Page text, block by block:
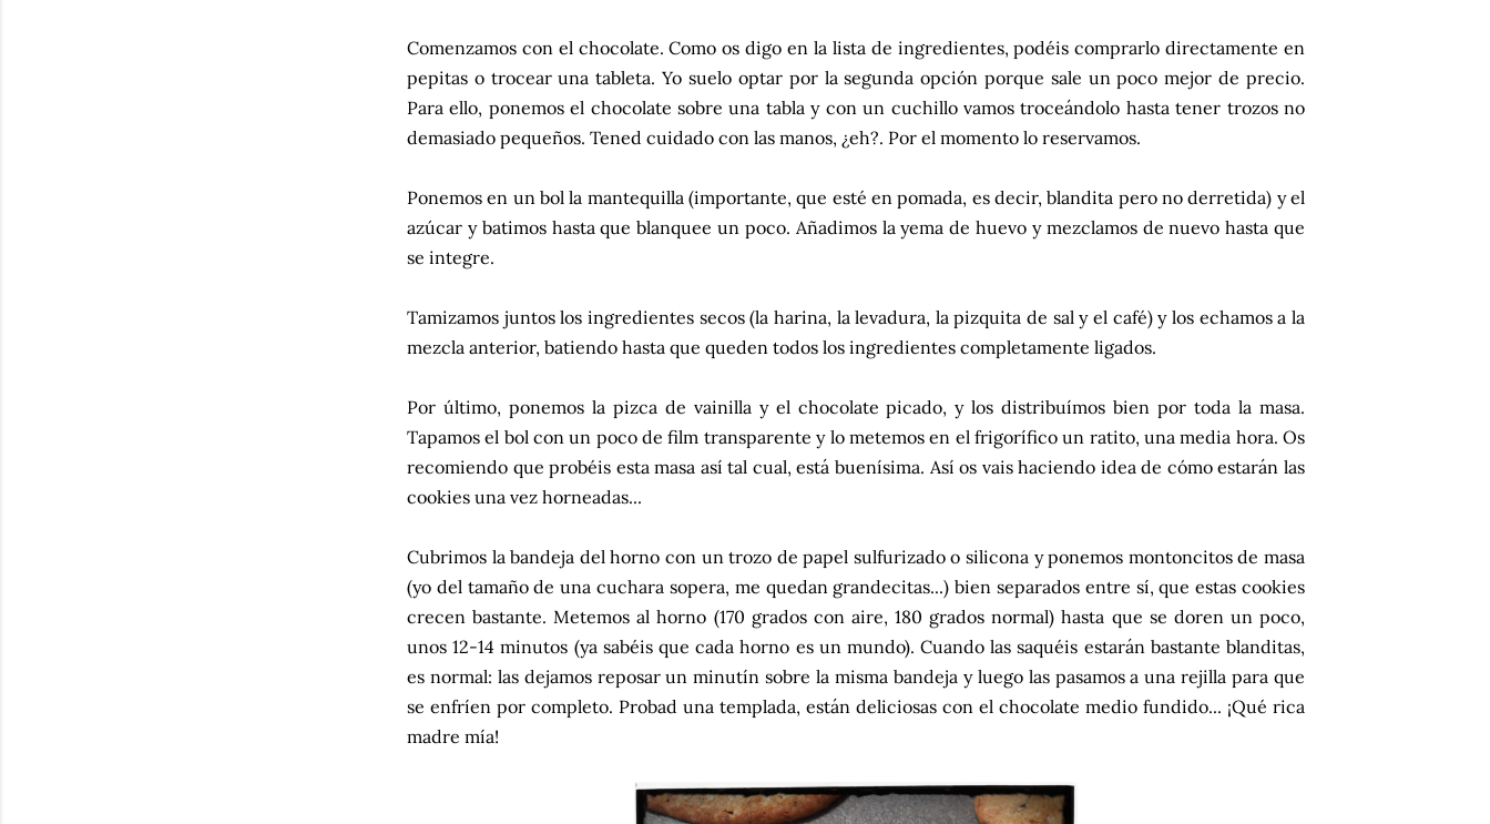
Comenzamos con el chocolate. Como os digo en la lista de ingredientes, podéis comprarlo directamente en
pepitas o trocear una tableta. Yo suelo optar por la segunda opción porque sale un poco mejor de precio.
Para ello, ponemos el chocolate sobre una tabla y con un cuchillo vamos troceándolo hasta tener trozos no
demasiado pequeños. Tened cuidado con las manos, ¿eh?. Por el momento lo reservamos.
Ponemos en un bol la mantequilla (importante, que esté en pomada, es decir, blandita pero no derretida) y el
azúcar y batimos hasta que blanquee un poco. Añadimos la yema de huevo y mezclamos de nuevo hasta que
se integre.
Tamizamos juntos los ingredientes secos (la harina, la levadura, la pizquita de sal y el café) y los echamos a la
mezcla anterior, batiendo hasta que queden todos los ingredientes completamente ligados.
Por último, ponemos la pizca de vainilla y el chocolate picado, y los distribuímos bien por toda la masa.
Tapamos el bol con un poco de film transparente y lo metemos en el frigorífico un ratito, una media hora. Os
recomiendo que probéis esta masa así tal cual, está buenísima. Así os vais haciendo idea de cómo estarán las
cookies una vez horneadas...
Cubrimos la bandeja del horno con un trozo de papel sulfurizado o silicona y ponemos montoncitos de masa
(yo del tamaño de una cuchara sopera, me quedan grandecitas...) bien separados entre sí, que estas cookies
crecen bastante. Metemos al horno (170 grados con aire, 180 grados normal) hasta que se doren un poco,
unos 12-14 minutos (ya sabéis que cada horno es un mundo). Cuando las saquéis estarán bastante blanditas,
es normal: las dejamos reposar un minutín sobre la misma bandeja y luego las pasamos a una rejilla para que
se enfríen por completo. Probad una templada, están deliciosas con el chocolate medio fundido... ¡Qué rica
madre mía!